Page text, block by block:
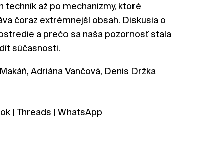
techník až po mechanizmy, ktoré
čoraz extrémnejší obsah. Diskusia o
a prečo sa naša pozornosť stala
súčasnosti.
Adriána Vančová, Denis Držka
| Threads | WhatsApp